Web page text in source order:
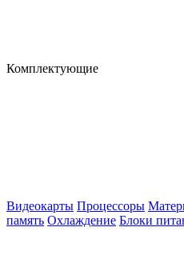
Комплектующие
Видеокарты Процессоры
память Охлаждение Блоки